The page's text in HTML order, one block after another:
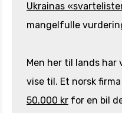
Ukrainas
mangelfulle
Men her til lands
vise til. Et norsk
50.000 kr for en bil